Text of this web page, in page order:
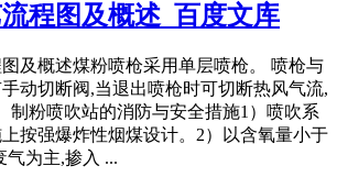
程图及概述_百度文库
及概述煤粉喷枪采用单层喷枪。 喷枪与
动切断阀,当退出喷枪时可切断热风气流,
制粉喷吹站的消防与安全措施1）喷吹系
按强爆炸性烟煤设计。2）以含氧量小于
气为主,掺入 ...